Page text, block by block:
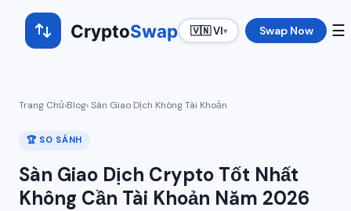
CryptoSwap 🇻🇳 VI▾ Swap Now ☰
Trang Chủ›Blog› Sàn Giao Dịch Không Tài Khoản
🏆 SO SÁNH
Sàn Giao Dịch Crypto Tốt Nhất
Không Cần Tài Khoản Năm 2026